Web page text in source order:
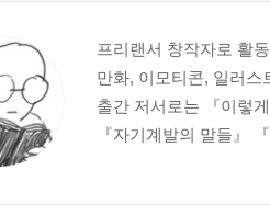
프리랜서 창작자로 활
만화, 이모티콘, 일러스
출간 저서로는 『이렇
『자기계발의 말들』